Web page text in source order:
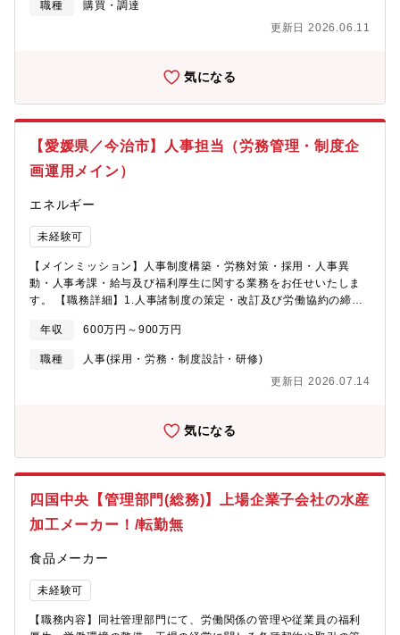
残業時間も平均して20時間/月程度とメリハリのある、効率よく業
務できる環境です。個人の事情に合わせたワークライフバランス
度です。【入社後の教育】部内では人事担当向けの社内セミナー
中長期的な企業価値の工場を目指す人的資本経営が求められてい
るいま、同社では、働き方の多様化と従業員の意識変化を大きな
課題と考えており、これらに対応するには人事制度の変革・枠組
み見直しなどが必須と考えます。多様な人材が集い、成長し活躍
できる企業を目指すために、本求人ではジェネラルにご活躍いた
だける人事担当を募集しております。【組織の特徴】■特定の分野
に捉われずに、今まで培った知識を幅広く活用できる環境です。■
業務に必要なスキルや知識を習得できる教育や研修が充実してい
ます。■社内教育だけではなく、部内教育の実施もございますので
積極的に自己研鑽に励むことができます。■個人の能力や性格など
ションで仕事に取り組むことができます。■20代から60代まで幅
場です。■中途入社の社員も多いため、比較的すぐに新しい組織文
化に適応出来ます。■社内の風通しが良く、若い世代であっても自
までフォロー【働き方】出張：日帰り1～3回/月 宿泊1回/2か月
ることがあります。【当社について】運搬荷役設備、物流システ
ム設備、機械式駐場設備に関する事業を展開しております。運搬
機事業では１００年の歴史の中で培ってきた技術により、多くの
製品が業界トップクラスのシェアを有します。物流システム事業
では工場、倉庫や配送センターなどで商品の保管や仕分け設備な
ど広範囲にわたる物流システムを提供し、独自のパズル式をはじ
めとするパーキングシステムも取り扱っています。【福利厚生】
意しております。安定した経営基盤と充実したサポート体制を持
支給や育児・介護休業などの制度を用意しております。◎入社に
社負担します。【企業の魅力】住友重機械搬送システムの企業の
魅力は、社会課題解決に貢献できる確かな技術力と、顧客の課題
解決に特化したオンリーワンのソリューション提供力にありま
す。長年の技術蓄積と独創的なアイデアで、物流の自動化・省人
た、独自のパズル方式を持つ機械式駐車場や、高機能フィルム製
造用の搬送システムなど、幅広い事業領域とニッチ市場での高い
ステムを提案し、物流の効率化や社会インフラの構築に貢献して
ムで、保管効率の向上や倉庫のコンパクト化に貢献し、顧客から
高い評価を得ています。?～確かな技術力と独創性～■世界初・日
本初という技術にも果敢に挑戦し、社会課題を解決するパイオニ
アとして時代の要請に応えています。?■大型・重量ロールの高機
能フィルム製造で、独自のRDRV?技術により搬送・着脱作業の無
搬送システム、物流システム、パーキングシステムという3つの主
要事業を柱に、幅広い製品とソリューションを提供。?特に、機械
式駐車場システムである「スミパークRシリーズ」は、独自のパズ
ル方式など豊富なラインナップで、都市空間の駐車場ニーズに応
えています。?【同社の今後】■物流システム：日本の人口が減少
職種
購買・調達
更新日 2026.06.11
気になる
【愛媛県／今治市】人事担当（労務管理・制度企
画運用メイン）
エネルギー
未経験可
【メインミッション】人事制度構築・労務対策・採用・人事異
動・人事考課・給与及び福利厚生に関する業務をお任せいたしま
す。 【職務詳細】1.人事諸制度の策定・改訂及び労働協約の締
関する業務4.人事異動に関する業務5.社員の退職、休職及び復職に
関する業務プロセス安全診断に関する業務6.出向社員の受入、出
向協定の締結及び管理7.人事考課に関する業務8.給与、賞与及び退
職金の支給に関する業務9.社会保険等の事務手続10.福利厚生施策
でも、特に1・2・3・7・11の業務を中心にお任せいたします。
す。人 数：13名（本社6名、四国事業所7名）年齢構成：20代
※人事制度企画に関しては、本社／四国事業所の垣根を越えてプ
ロジェクト型で動いておりますので、全社の制度構築にも携わる
月・総合職採用の為、転勤の可能性有（ただし、当面の間は発生
身寮／世帯寮）、借上げ社宅制度がございます。※持ち家が無い
考過程でご確認ください。■県外から転居を伴う入社の際には、転
年収 600万円～900万円
職種
人事(採用・労務・制度設計・研修)
更新日 2026.07.14
気になる
四国中央【管理部門(総務)】上場企業子会社の水産
加工メーカー！/転勤無
食品メーカー
未経験可
【職務内容】同社管理部門にて、労働関係の管理や従業員の福利